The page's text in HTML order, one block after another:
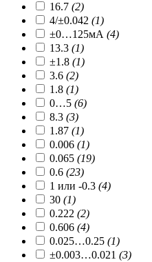
16.7 (2)
4/±0.042 (1)
±0…125мА (4)
13.3 (1)
±1.8 (1)
3.6 (2)
1.8 (1)
0…5 (6)
8.3 (3)
1.87 (1)
0.006 (1)
0.065 (19)
0.6 (23)
1 или -0.3 (4)
30 (1)
0.222 (2)
0.606 (4)
0.025…0.25 (1)
±0.003…0.021 (3)